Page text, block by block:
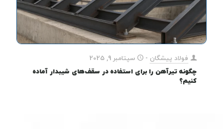
فولاد پیشگان -
سپتامبر 9, 2025
چگونه تیرآهن را برای استفاده در سقف‌های شیبدار آماده
کنیم؟